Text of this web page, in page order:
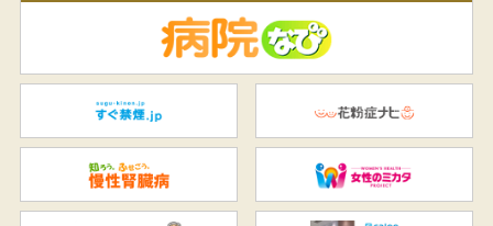
すぐ禁煙.jp
知ろう、ふせごう。慢性腎臓